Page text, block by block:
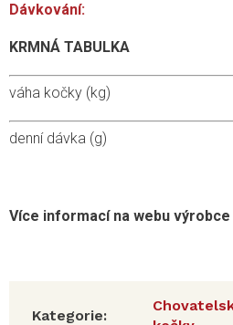
Dávkování:
KRMNÁ TABULKA
váha kočky (kg)
denní dávka (g)
Více informací na webu výrobce
Kategorie: